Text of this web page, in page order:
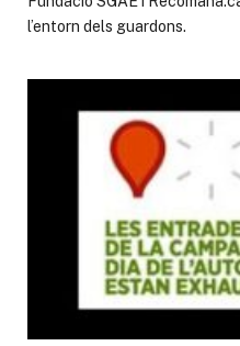
l’entorn dels guardons.